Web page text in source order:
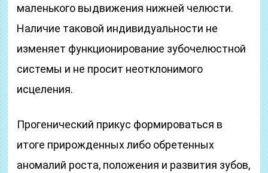
маленького выдвижения нижней челюсти.
Наличие таковой индивидуальности не
изменяет функционирование зубочелюстной
системы и не просит неотклонимого
исцеления.
Прогенический прикус формироваться в
итоге прирожденных либо обретенных
аномалий роста, положения и развития зубов,